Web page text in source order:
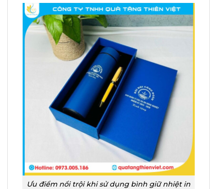
Ưu điểm nổi trội khi sử dụng bình giữ nhiệt in